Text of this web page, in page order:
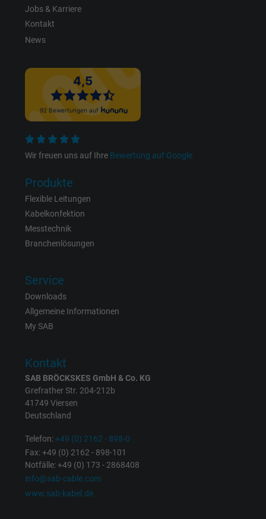
Name
Anbieter
Laufzeit 1 Jahr
Zweck
Wird verwendet, um die Aktionen eines
Benutzers auf der Website zu
zu registrieren und zu melden.
Name test_cookie, Google DoubleClick
Anbieter
Laufzeit
Enthält eine zufällig generierte Benutzer-ID.
Anbieter Google LLC, Google Ads
Laufzeit
Zweck Dies ist ein Conversion Tracking-Service.
Anbieter Google Ads Conversion Tracking, Google LLC
Jobs & Karriere
Kontakt
News
Wir freuen uns auf Ihre Bewertung auf Google
Produkte
Flexible Leitungen
Kabelkonfektion
Messtechnik
Branchenlösungen
Service
Downloads
Allgemeine Informationen
My SAB
Kontakt
SAB BRÖCKSKES GmbH & Co. KG
Grefrather Str. 204-212b
41749 Viersen
Deutschland
Telefon:+49 (0) 2162 - 898-0
Fax: +49 (0) 2162 - 898-101
Notfälle: +49 (0) 173 - 2868408
info@sab-cable.com
www.sab-kabel.de